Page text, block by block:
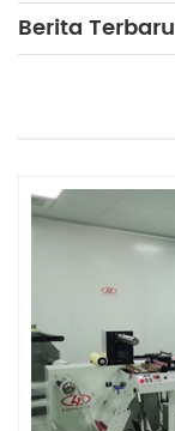
Berita Terbaru